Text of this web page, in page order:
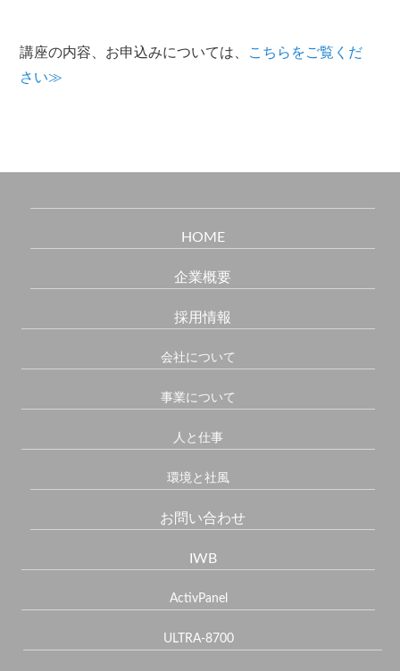
講座の内容、お申込みについては、
こちらをご覧くだ
さい≫
HOME
企業概要
採用情報
会社について
事業について
人と仕事
環境と社風
お問い合わせ
IWB
ActivPanel
ULTRA-8700